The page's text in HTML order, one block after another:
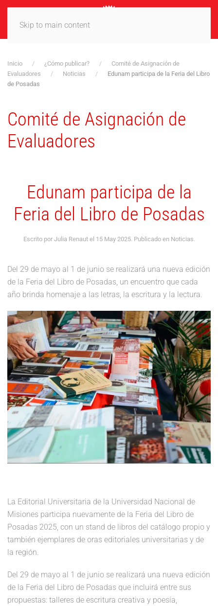
Skip to main content
Inicio ¿Cómo publicar?
Comité de Asignación de
Evaluadores
Noticias
Edunam participa de la Feria del Libro
de Posadas
Comité de Asignación de
Evaluadores
Edunam participa de la
Feria del Libro de Posadas
Escrito por Julia Renaut el 15 May 2025. Publicado en Noticias.
Del 29 de mayo al 1 de junio se realizará una nueva edición
de la Feria del Libro de Posadas, un encuentro que cada
año brinda homenaje a las letras, la escritura y la lectura.
La Editorial Universitaria de la Universidad Nacional de
Misiones participa nuevamente de la Feria del Libro de
Posadas 2025, con un stand de libros del catálogo propio y
también ejemplares de oras editoriales universitarias y de
la región.
Del 29 de mayo al 1 de junio se realizará una nueva edición
de la Feria del Libro de Posadas que incluirá entre sus
propuestas: talleres de escritura creativa y poesía,